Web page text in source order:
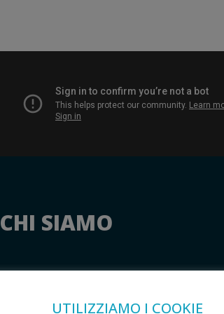
CHI SIAMO
UTILIZZIAMO I COOKIE